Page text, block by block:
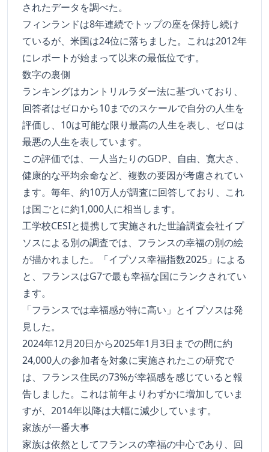
されたデータを調べた。
フィンランドは8年連続でトップの座を保持し続け
ているが、米国は24位に落ちました。これは2012年
にレポートが始まって以来の最低位です。
数字の裏側
ランキングはカントリルラダー法に基づいており、
回答者はゼロから10までのスケールで自分の人生を
評価し、10は可能な限り最高の人生を表し、ゼロは
最悪の人生を表しています。
この評価では、一人当たりのGDP、自由、寛大さ、
健康的な平均余命など、複数の要因が考慮されてい
ます。毎年、約10万人が調査に回答しており、これ
は国ごとに約1,000人に相当します。
工学校CESIと提携して実施された世論調査会社イプ
ソスによる別の調査では、フランスの幸福の別の絵
が描かれました。「イプソス幸福指数2025」による
と、フランスはG7で最も幸福な国にランクされてい
ます。
「フランスでは幸福感が特に高い」とイプソスは発
見した。
2024年12月20日から2025年1月3日までの間に約
24,000人の参加者を対象に実施されたこの研究で
は、フランス住民の73%が幸福感を感じていると報
告しました。これは前年よりわずかに増加していま
すが、2014年以降は大幅に減少しています。
家族が一番大事
家族は依然としてフランスの幸福の中心であり、回